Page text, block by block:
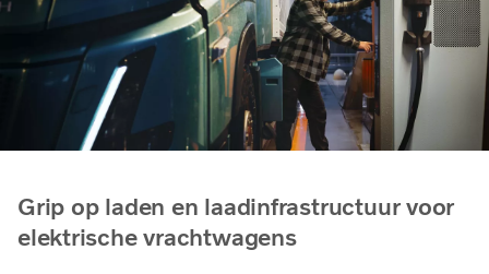
Grip op laden en laadinfrastructuur voor
elektrische vrachtwagens